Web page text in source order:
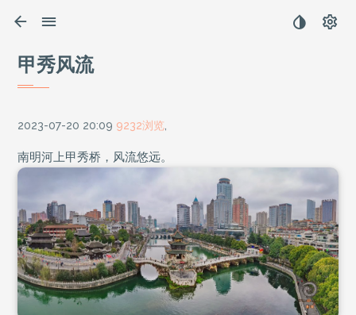
甲秀风流
2023-07-20 20:09 9232浏览
南明河上甲秀桥，风流悠远。